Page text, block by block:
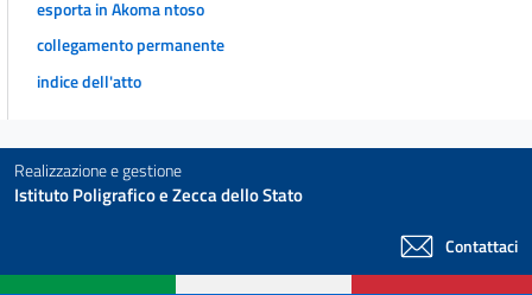
esporta in Akoma ntoso
collegamento permanente
indice dell'atto
Realizzazione e gestione
Istituto Poligrafico e Zecca dello Stato
Contattaci